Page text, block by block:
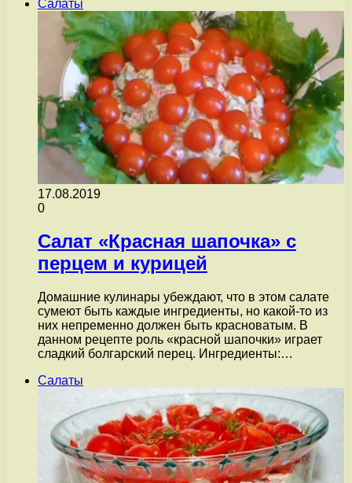
Салаты
17.08.2019
0
Салат «Красная шапочка» с
перцем и курицей
Домашние кулинары убеждают, что в этом салате
сумеют быть каждые ингредиенты, но какой-то из
них непременно должен быть красноватым. В
данном рецепте роль «красной шапочки» играет
сладкий болгарский перец. Ингредиенты:…
Салаты